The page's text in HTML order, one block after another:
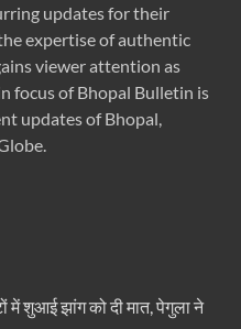
updates for their
expertise of authentic
viewer attention as
focus of Bhopal Bulletin is
updates of Bhopal,
शुआई झांग को दी मात, पेगुला ने